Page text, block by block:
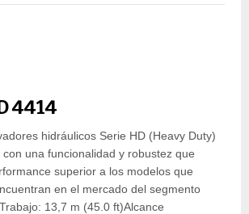
4414
hidráulicos Serie HD (Heavy Duty)
una funcionalidad y robustez que
superior a los modelos que
en el mercado del segmento
13,7 m (45.0 ft)Alcance